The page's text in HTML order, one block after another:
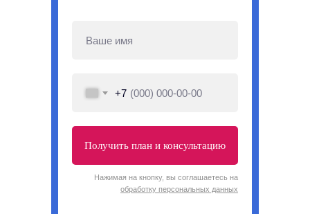
+7
Получить план и консультацию
Нажимая на кнопку, вы соглашаетесь на
обработку персональных данных